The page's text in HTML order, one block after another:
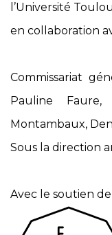
l’Université
en collaboration
Commissariat
Pauline Faure,
Montambaux,
Sous la direction
Avec le soutien